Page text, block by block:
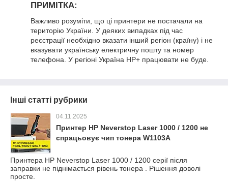
ПРИМІТКА:
Важливо розуміти, що ці принтери не постачали на
територію України. У деяких випадках під час
реєстрації необхідно вказати інший регіон (країну) і не
вказувати українську електричну пошту та номер
телефона. У регіоні Україна HP+ працювати не буде.
Інші статті рубрики
04.11.2025
Принтер HP Neverstop Laser 1000 / 1200 не
спрацьовує чип тонера W1103A
Принтера HP Neverstop Laser 1000 / 1200 серії після
заправки не піднімається рівень тонера . Рішення доволі
просте.